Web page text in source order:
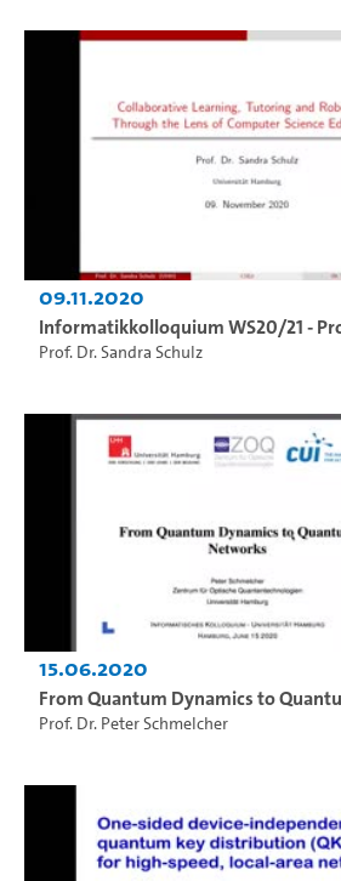
09.11.2020
Informatikkolloquium WS20/21 -
Prof. Dr. Sandra Schulz
15.06.2020
From Quantum Dynamics to
Prof. Dr. Peter Schmelcher